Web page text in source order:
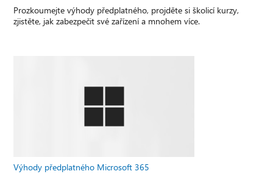
Prozkoumejte výhody předplatného, projděte si školicí kurzy,
zjistěte, jak zabezpečit své zařízení a mnohem více.
Výhody předplatného Microsoft 365